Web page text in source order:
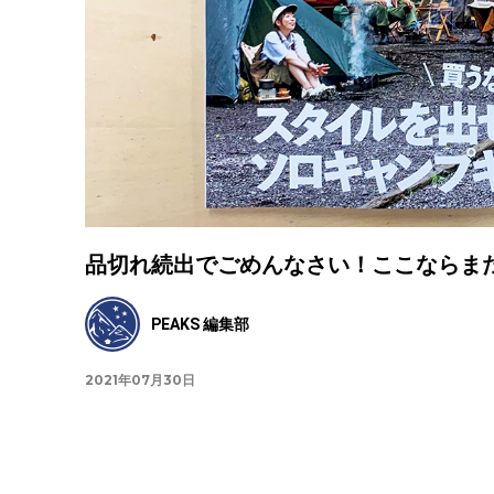
品切れ続出でごめんなさい！ここならま
PEAKS 編集部
2021年07月30日